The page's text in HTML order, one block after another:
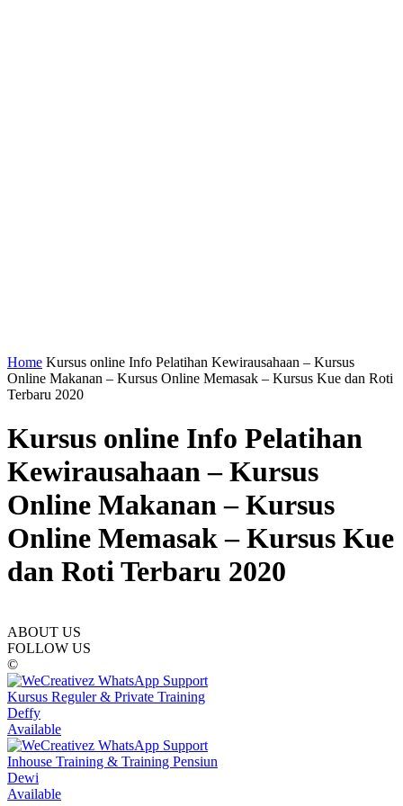
Home Kursus online Info Pelatihan Kewirausahaan – Kursus
Online Makanan – Kursus Online Memasak – Kursus Kue dan Roti
Terbaru 2020
Kursus online Info Pelatihan
Kewirausahaan – Kursus
Online Makanan – Kursus
Online Memasak – Kursus Kue
dan Roti Terbaru 2020
ABOUT US
FOLLOW US
©
Kursus Reguler & Private Training
Deffy
Available
Inhouse Training & Training Pensiun
Dewi
Available